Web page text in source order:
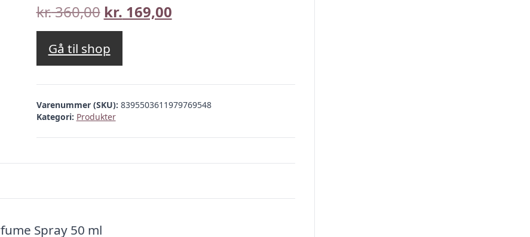
kr.360,00 Den
oprindelige
pris
var:
kr. 360,00.
kr. 169,00Den
kr. 169,00.
Gå til shop
Varenummer (SKU): 8395503611979769548
Kategori: Produkter
Spray 50 ml